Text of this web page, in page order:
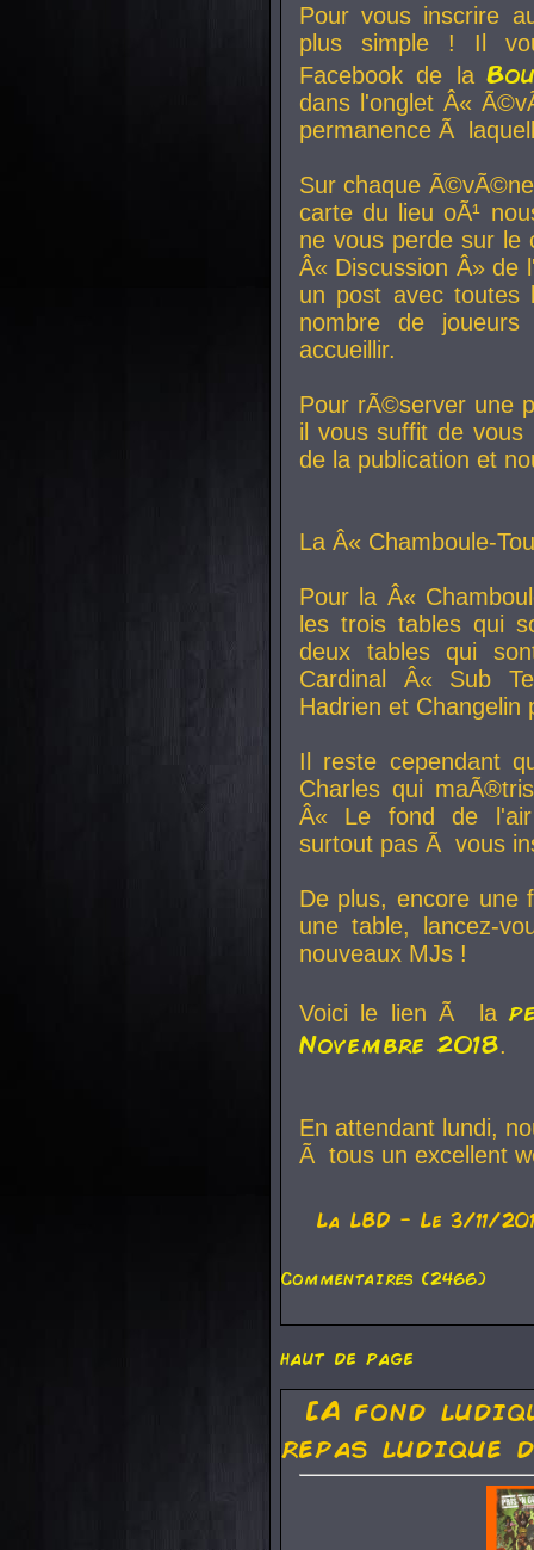
Pour vous inscrire
plus simple ! Il
Facebook de la
dans l'onglet Â«
permanence Ã
Sur chaque
carte du lieu oÃ¹
ne vous perde sur le
Â« Discussion Â» de
un post avec toutes
nombre de
accueillir.
Pour rÃ©server une
il vous suffit de vous
de la publication et
La Â« Chamboule-
Pour la Â«
les trois tables qui
deux tables qui
Cardinal
Â« Sub
Hadrien et Changelin
Il reste cependant
Charles qui
Â« Le fond de
surtout pas Ã vous
De plus, encore une
une table, lancez-
nouveaux MJs !
Voici le lien Ã la
Novembre 2018.
En attendant lundi,
Ã tous un excellent
La LBD - Le 3/11/
Commentaires (2466)
haut de page
[A fond
repas ludique